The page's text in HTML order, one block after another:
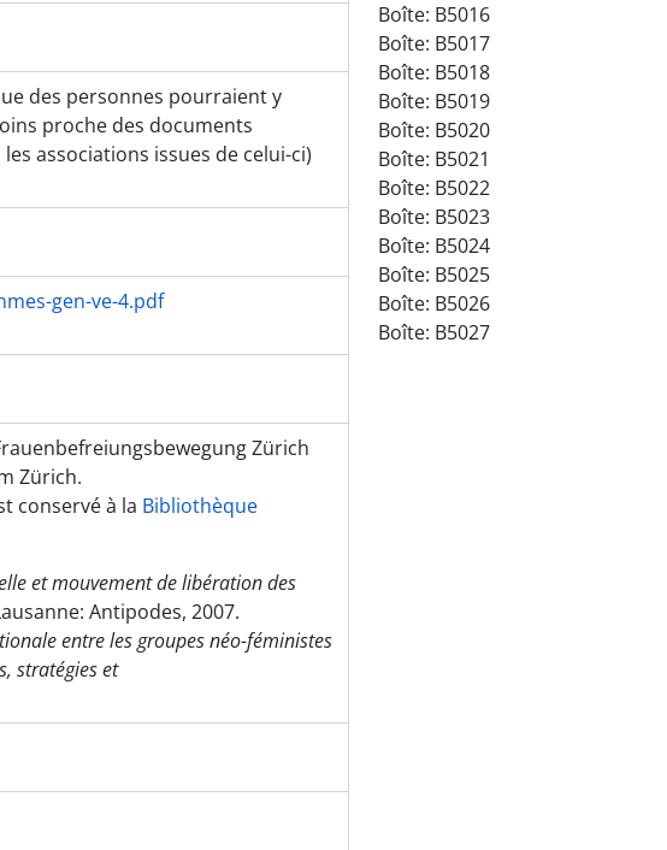
des personnes pourraient y
proche des documents
associations issues de celui-ci)
gen-ve-4.pdf
Zürich
Zürich.
conservé à la Bibliothèque
et mouvement de libération des
Antipodes, 2007.
entre les groupes néo-féministes
stratégies et
Boîte: B5016
Boîte: B5017
Boîte: B5018
Boîte: B5019
Boîte: B5020
Boîte: B5021
Boîte: B5022
Boîte: B5023
Boîte: B5024
Boîte: B5025
Boîte: B5026
Boîte: B5027